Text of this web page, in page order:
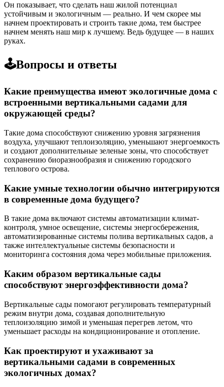
Он показывает, что сделать наш жилой потенциал
устойчивым и экологичным — реально. И чем скорее мы
начнем проектировать и строить такие дома, тем быстрее
начнем менять наш мир к лучшему. Ведь будущее — в наших
руках.
🕹️Вопросы и ответы
Какие преимущества имеют экологичные дома с
встроенными вертикальными садами для
окружающей среды?
Такие дома способствуют снижению уровня загрязнения
воздуха, улучшают теплоизоляцию, уменьшают энергоемкость
и создают дополнительные зеленые зоны, что способствует
сохранению биоразнообразия и снижению городского
теплового острова.
Какие умные технологии обычно интегрируются
в современные дома будущего?
В такие дома включают системы автоматизации климат-
контроля, умное освещение, системы энергосбережения,
автоматизированные системы полива вертикальных садов, а
также интеллектуальные системы безопасности и
мониторинга состояния дома через мобильные приложения.
Каким образом вертикальные сады
способствуют энергоэффективности дома?
Вертикальные сады помогают регулировать температурный
режим внутри дома, создавая дополнительную
теплоизоляцию зимой и уменьшая перегрев летом, что
уменьшает расходы на кондиционирование и отопление.
Как проектируют и ухаживают за
вертикальными садами в современных
экологичных домах?